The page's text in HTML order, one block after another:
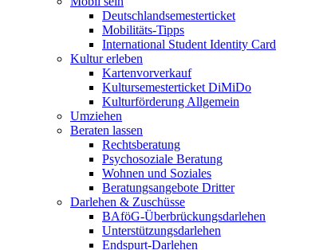
Deutschlandsemesterticket
Mobilitäts-Tipps
International Student Identity Card
Kultur erleben
Kartenvorverkauf
Kultursemesterticket DiMiDo
Kulturförderung Allgemein
Umziehen
Beraten lassen
Rechtsberatung
Psychosoziale Beratung
Wohnen und Soziales
Beratungsangebote Dritter
Darlehen & Zuschüsse
BAföG-Überbrückungsdarlehen
Unterstützungsdarlehen
Endspurt-Darlehen